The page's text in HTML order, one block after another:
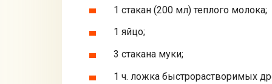
1 стакан (200 мл) теплого молока;
1 яйцо;
3 стакана муки;
1 ч. ложка быстрорастворимых